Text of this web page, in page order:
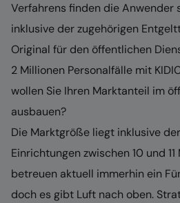
Verfahrens finden die Anwender
inklusive der zugehörigen
Original für den öffentlichen
2 Millionen Personalfälle mit
wollen Sie Ihren Marktanteil im
ausbauen?
Die Marktgröße liegt inklusive
Einrichtungen zwischen 10 und
betreuen aktuell immerhin ein
doch es gibt Luft nach oben.